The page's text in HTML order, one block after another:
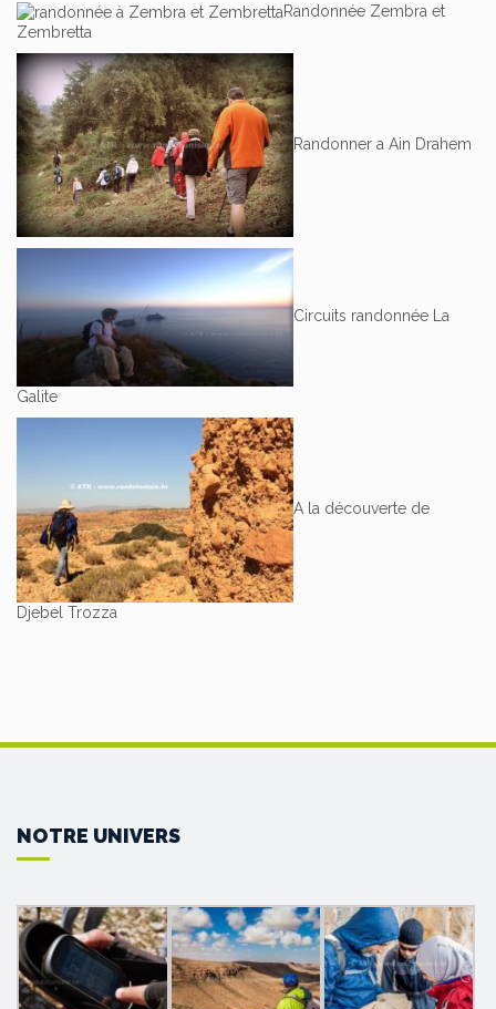
Randonnée Zembra et
Zembretta
Randonner a Ain Drahem
Circuits randonnée La
Galite
A la découverte de
Djebel Trozza
NOTRE UNIVERS